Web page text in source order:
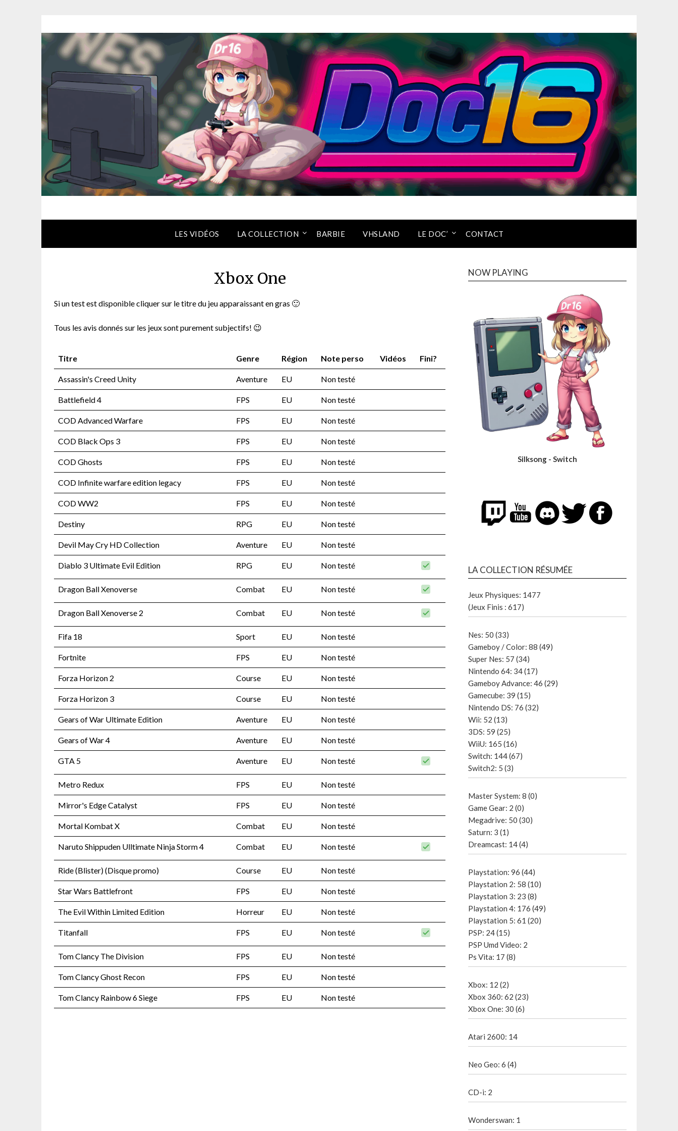
LES VIDÉOS LA COLLECTION BARBIE VHSLAND LE DOC’ CONTACT
Xbox One
Si un test est disponible cliquer sur le titre du jeu apparaissant en gras 🙂
Tous les avis donnés sur les jeux sont purement subjectifs! 😉
Titre Genre Région Note perso Vidéos Fini?
Assassin's Creed Unity Aventure EU Non testé
Battlefield 4 FPS EU Non testé
COD Advanced Warfare FPS EU Non testé
COD Black Ops 3 FPS EU Non testé
COD Ghosts FPS EU Non testé
COD Infinite warfare edition legacy FPS EU Non testé
COD WW2 FPS EU Non testé
Destiny RPG EU Non testé
Devil May Cry HD Collection Aventure EU Non testé
Diablo 3 Ultimate Evil Edition RPG EU Non testé
Dragon Ball Xenoverse Combat EU Non testé
Dragon Ball Xenoverse 2 Combat EU Non testé
Fifa 18 Sport EU Non testé
Fortnite FPS EU Non testé
Forza Horizon 2 Course EU Non testé
Forza Horizon 3 Course EU Non testé
Gears of War Ultimate Edition Aventure EU Non testé
Gears of War 4 Aventure EU Non testé
GTA 5 Aventure EU Non testé
Metro Redux FPS EU Non testé
Mirror's Edge Catalyst FPS EU Non testé
Mortal Kombat X Combat EU Non testé
Naruto Shippuden Ulltimate Ninja Storm 4 Combat EU Non testé
Ride (Blister) (Disque promo) Course EU Non testé
Star Wars Battlefront FPS EU Non testé
The Evil Within Limited Edition Horreur EU Non testé
Titanfall FPS EU Non testé
Tom Clancy The Division FPS EU Non testé
Tom Clancy Ghost Recon FPS EU Non testé
Tom Clancy Rainbow 6 Siege FPS EU Non testé
NOW PLAYING
Silksong - Switch
LA COLLECTION RÉSUMÉE
Jeux Physiques: 1477
(Jeux Finis : 617)
Nes: 50 (33)
Gameboy / Color: 88 (49)
Super Nes: 57 (34)
Nintendo 64: 34 (17)
Gameboy Advance: 46 (29)
Gamecube: 39 (15)
Nintendo DS: 76 (32)
Wii: 52 (13)
3DS: 59 (25)
WiiU: 165 (16)
Switch: 144 (67)
Switch2: 5 (3)
Master System: 8 (0)
Game Gear: 2 (0)
Megadrive: 50 (30)
Saturn: 3 (1)
Dreamcast: 14 (4)
Playstation: 96 (44)
Playstation 2: 58 (10)
Playstation 3: 23 (8)
Playstation 4: 176 (49)
Playstation 5: 61 (20)
PSP: 24 (15)
PSP Umd Video: 2
Ps Vita: 17 (8)
Xbox: 12 (2)
Xbox 360: 62 (23)
Xbox One: 30 (6)
Atari 2600: 14
Neo Geo: 6 (4)
CD-i: 2
Wonderswan: 1